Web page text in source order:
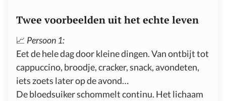
Twee voorbeelden uit het echte leven
📈 Persoon 1:
Eet de hele dag door kleine dingen. Van ontbijt tot
cappuccino, broodje, cracker, snack, avondeten,
iets zoets later op de avond…
De bloedsuiker schommelt continu. Het lichaam